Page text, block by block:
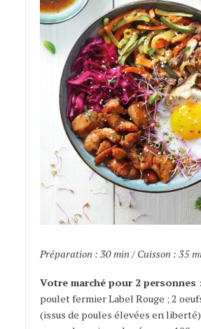
Préparation : 30 min / Cuisson : 35
Votre marché pour 2 personnes :
poulet fermier Label Rouge ; 2
(issus de poules élevées en